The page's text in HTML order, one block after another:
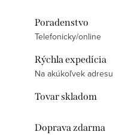
Poradenstvo
Telefonicky/online
Rýchla expedícia
Na akúkoľvek adresu
Tovar skladom
Doprava zdarma